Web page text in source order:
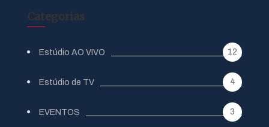
Categorias
Estúdio AO VIVO 12
Estúdio de TV 4
EVENTOS 3